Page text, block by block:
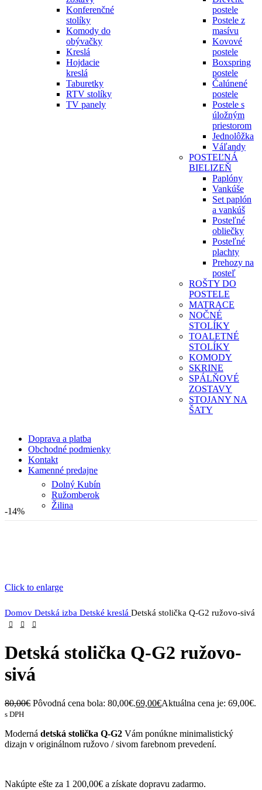
Konferenčné
stolíky
Komody do
obývačky
Kreslá
Hojdacie
kreslá
Taburetky
RTV stolíky
TV panely
postele
Postele z
masívu
Kovové
postele
Boxspring
postele
Čalúnené
postele
Postele s
úložným
priestorom
Jednolôžka
Váľandy
POSTEĽNÁ
BIELIZEŇ
Paplóny
Vankúše
Set paplón
a vankúš
Posteľné
obliečky
Posteľné
plachty
Prehozy na
posteľ
ROŠTY DO
POSTELE
MATRACE
NOČNÉ
STOLÍKY
TOALETNÉ
STOLÍKY
KOMODY
SKRINE
SPÁLŇOVÉ
ZOSTAVY
STOJANY NA
ŠATY
Doprava a platba
Obchodné podmienky
Kontakt
Kamenné predajne
Dolný Kubín
Ružomberok
Žilina
-14%
Click to enlarge
Domov Detská izba Detské kreslá Detská stolička Q-G2 ružovo-sivá
Detská stolička Q-G2 ružovo-
sivá
80,00€ Pôvodná cena bola: 80,00€.69,00€Aktuálna cena je: 69,00€.
s DPH
Moderná detská stolička Q-G2 Vám ponúkne minimalistický
dizajn v originálnom ružovo / sivom farebnom prevedení.
Nakúpte ešte za 1 200,00€ a získate dopravu zadarmo.